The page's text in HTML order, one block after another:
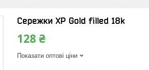
Сережки ХР Gold filled 18k
128 ₴
Показати оптові ціни